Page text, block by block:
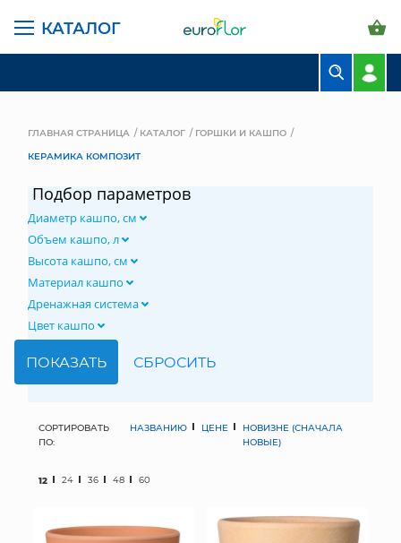
КАТАЛОГ
СВАДЕБНАЯ ФЛОРИСТИКА
МЯГКИЕ ИГРУШКИ
ГЛАВНАЯ СТРАНИЦА КАТАЛОГ
ГОРШКИ И КАШПО
КЕРАМИКА КОМПОЗИТ
Подбор параметров
Диаметр кашпо, см
Объем кашпо, л
Высота кашпо, см
Материал кашпо
Дренажная система
Цвет кашпо
СОРТИРОВАТЬ
ПО:
НАЗВАНИЮ ЦЕНЕ
НОВИЗНЕ (СНАЧАЛА
НОВЫЕ)
12 24 36 48 60